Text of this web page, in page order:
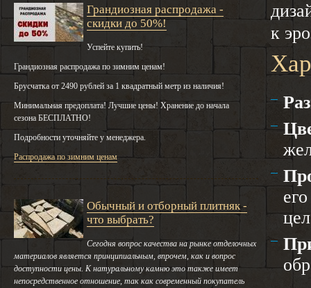
Грандиозная распродажа -
скидки до 50%!
Успейте купить!
Грандиозная распродажа по зимним ценам!
Брусчатка от 2490 рублей за 1 квадратный метр из наличия!
Минимальная предоплата! Лучшие цены! Хранение до начала
сезона БЕСПЛАТНО!
Подробности уточняйте у менеджера.
Распродажа по зимним ценам
Обычный и отборный плитняк -
что выбрать?
Сегодня вопрос качества на рынке отделочных
материалов является принципиальным, впрочем, как и вопрос
доступности цены. К натуральному камню это также имеет
непосредственное отношение, так как современный покупатель
к